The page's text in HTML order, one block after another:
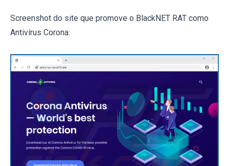
Screenshot do site que promove o BlackNET RAT como
Antivírus Corona: